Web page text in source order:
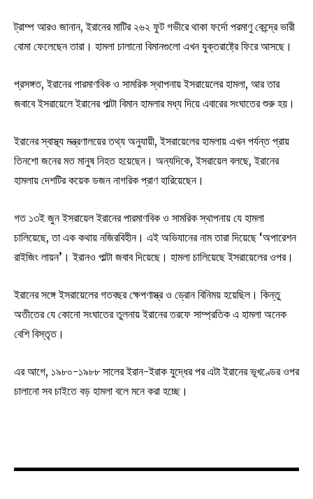
ট্রাম্প আরও জানান, ইরানের মাটির ২৬২ ফুট গভীরে থাকা ফর্দো পরমাণু কেন্দ্রে ভারী
বোমা ফেলেছেন তারা। হামলা চালানো বিমানগুলো এখন যুক্তরাষ্ট্রে ফিরে আসছে।
প্রসঙ্গত, ইরানের পারমাণবিক ও সামরিক স্থাপনায় ইসরায়েলের হামলা, আর তার
জবাবে ইসরায়েলে ইরানের পাল্টা বিমান হামলার মধ্য দিয়ে এবারের সংঘাতের শুরু হয়।
ইরানের স্বাস্থ্য মন্ত্রণালয়ের তথ্য অনুযায়ী, ইসরায়েলের হামলায় এখন পর্যন্ত প্রায়
তিনশাে জনের মত মানুষ নিহত হয়েছেন। অন্যদিকে, ইসরায়েল বলছে, ইরানের
হামলায় দেশটির কয়েক ডজন নাগরিক প্রাণ হারিয়েছেন।
গত ১৩ই জুন ইসরায়েল ইরানের পারমাণবিক ও সামরিক স্থাপনায় যে হামলা
চালিয়েছে, তা এক কথায় নজিরবিহীন। এই অভিযানের নাম তারা দিয়েছে ‘অপারেশন
রাইজিং লায়ন’। ইরানও পাল্টা জবাব দিয়েছে। হামলা চালিয়েছে ইসরায়েলের ওপর।
ইরানের সঙ্গে ইসরায়েলের গতবছর ক্ষেপণাস্ত্র ও ড্রোন বিনিময় হয়েছিল। কিন্তু
অতীতের যে কােনাে সংঘাতের তুলনায় ইরানের তরফে সাম্প্রতিক এ হামলা অনেক
বেশি বিস্তৃত।
এর আগে, ১৯৮০-১৯৮৮ সালের ইরান-ইরাক যুদ্ধের পর এটা ইরানের ভূখণ্ডের ওপর
চালানো সব চাইতে বড় হামলা বলে মনে করা হচ্ছে।